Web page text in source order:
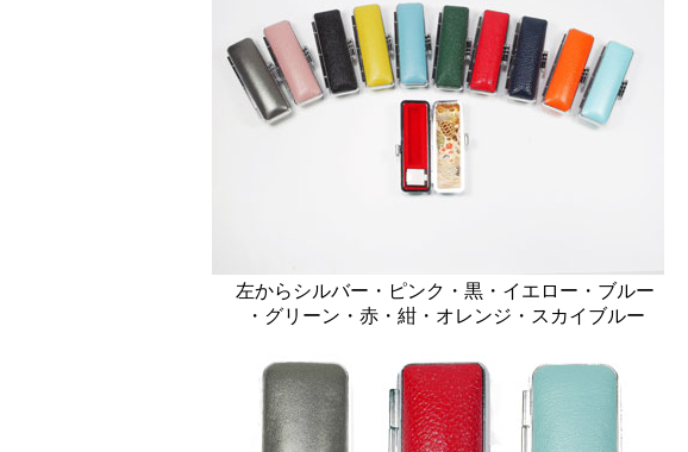
左からシルバー・ピンク・黒・イエロー・ブルー
・グリーン・赤・紺・オレンジ・スカイブルー